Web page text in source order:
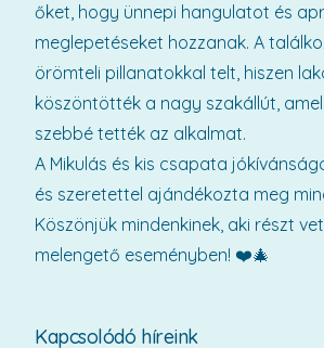
Kapcsolódó híreink
őket, hogy ünnepi hangulatot és
meglepetéseket hozzanak. A
örömteli pillanatokkal telt, hiszen
köszöntötték a nagy szakállút,
szebbé tették az alkalmat.
A Mikulás és kis csapata
és szeretettel ajándékozta meg
Köszönjük mindenkinek, aki részt
melengető eseményben! ❤️🎄